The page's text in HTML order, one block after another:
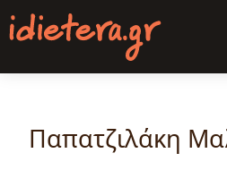
Παράκαμψη
προς
κυρίως
Παπατζιλάκη